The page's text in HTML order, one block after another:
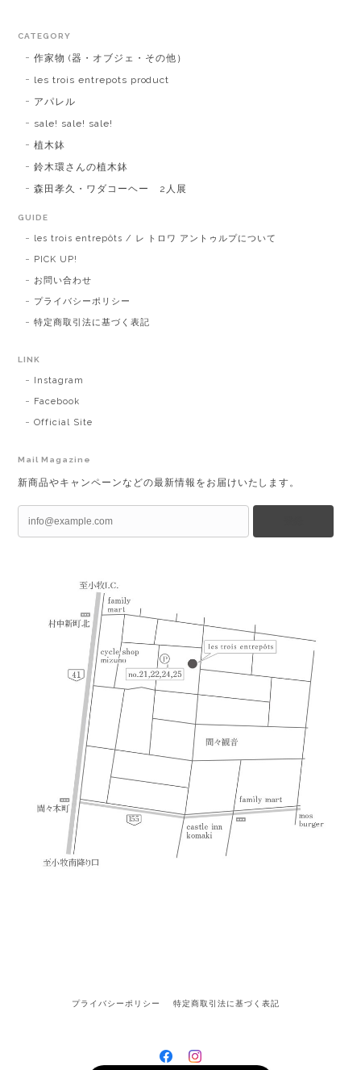
CATEGORY
作家物 (器・オブジェ・その他）
les trois entrepots product
アパレル
sale! sale! sale!
植木鉢
鈴木環さんの植木鉢
森田孝久・ワダコーヘー 2人展
GUIDE
les trois entrepôts / レ トロワ アントゥルプについて
PICK UP!
お問い合わせ
プライバシーポリシー
特定商取引法に基づく表記
LINK
Instagram
Facebook
Official Site
Mail Magazine
新商品やキャンペーンなどの最新情報をお届けいたします。
プライバシーポリシー 特定商取引法に基づく表記